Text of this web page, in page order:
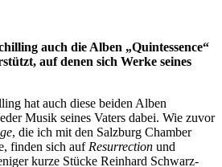
auch die Alben „Quintessence“
auf denen sich Werke seines
hat auch diese beiden Alben
Musik seines Vaters dabei. Wie zuvor
, die ich mit den Salzburg Chamber
finden sich auf Resurrection und
kurze Stücke Reinhard Schwarz-